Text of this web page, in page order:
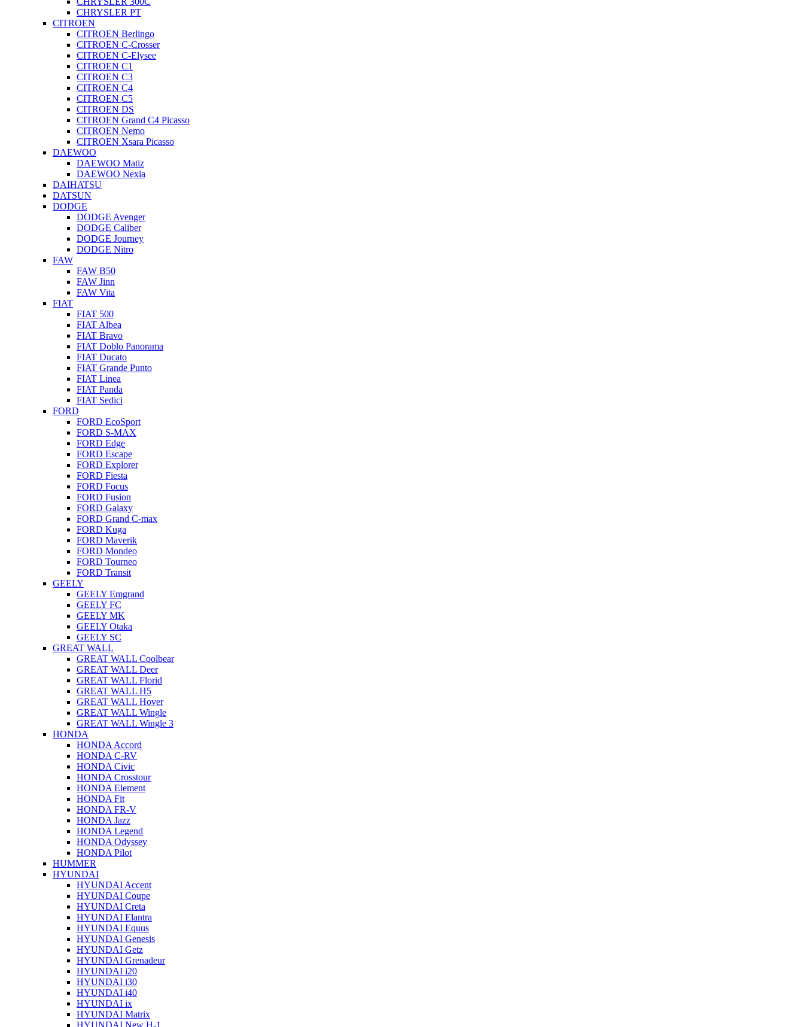
CHRYSLER PT
CITROEN
CITROEN Berlingo
CITROEN C-Crosser
CITROEN C-Elysee
CITROEN C1
CITROEN C3
CITROEN C4
CITROEN C5
CITROEN DS
CITROEN Grand C4 Picasso
CITROEN Nemo
CITROEN Xsara Picasso
DAEWOO
DAEWOO Matiz
DAEWOO Nexia
DAIHATSU
DATSUN
DODGE
DODGE Avenger
DODGE Caliber
DODGE Journey
DODGE Nitro
FAW
FAW B50
FAW Jinn
FAW Vita
FIAT
FIAT 500
FIAT Albea
FIAT Bravo
FIAT Doblo Panorama
FIAT Ducato
FIAT Grande Punto
FIAT Linea
FIAT Panda
FIAT Sedici
FORD
FORD EcoSport
FORD S-MAX
FORD Edge
FORD Escape
FORD Explorer
FORD Fiesta
FORD Focus
FORD Fusion
FORD Galaxy
FORD Grand C-max
FORD Kuga
FORD Maverik
FORD Mondeo
FORD Tourneo
FORD Transit
GEELY
GEELY Emgrand
GEELY FC
GEELY MK
GEELY Otaka
GEELY SC
GREAT WALL
GREAT WALL Coolbear
GREAT WALL Deer
GREAT WALL Florid
GREAT WALL H5
GREAT WALL Hover
GREAT WALL Wingle
GREAT WALL Wingle 3
HONDA
HONDA Accord
HONDA C-RV
HONDA Civic
HONDA Crosstour
HONDA Element
HONDA Fit
HONDA FR-V
HONDA Jazz
HONDA Legend
HONDA Odyssey
HONDA Pilot
HUMMER
HYUNDAI
HYUNDAI Accent
HYUNDAI Coupe
HYUNDAI Creta
HYUNDAI Elantra
HYUNDAI Equus
HYUNDAI Genesis
HYUNDAI Getz
HYUNDAI Grenadeur
HYUNDAI i20
HYUNDAI i30
HYUNDAI i40
HYUNDAI ix
HYUNDAI Matrix
HYUNDAI New H-1